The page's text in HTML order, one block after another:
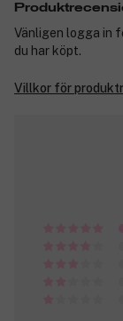
Vänligen logga in
du har köpt.
Villkor för